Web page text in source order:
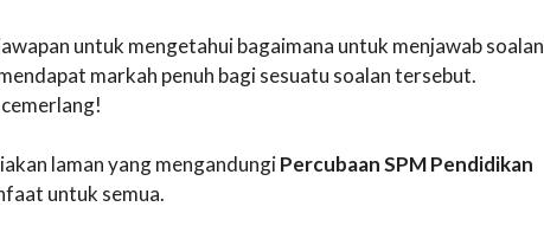
untuk mengetahui bagaimana untuk menjawab soalan
markah penuh bagi sesuatu soalan tersebut.
laman yang mengandungiPercubaan SPM Pendidikan
untuk semua.